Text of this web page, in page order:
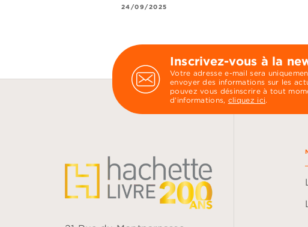
24/09/2025
Inscrivez-vous à la
Votre adresse e-mail sera
envoyer des informations sur les
pouvez vous désinscrire à tout
d’informations, cliquez ici.